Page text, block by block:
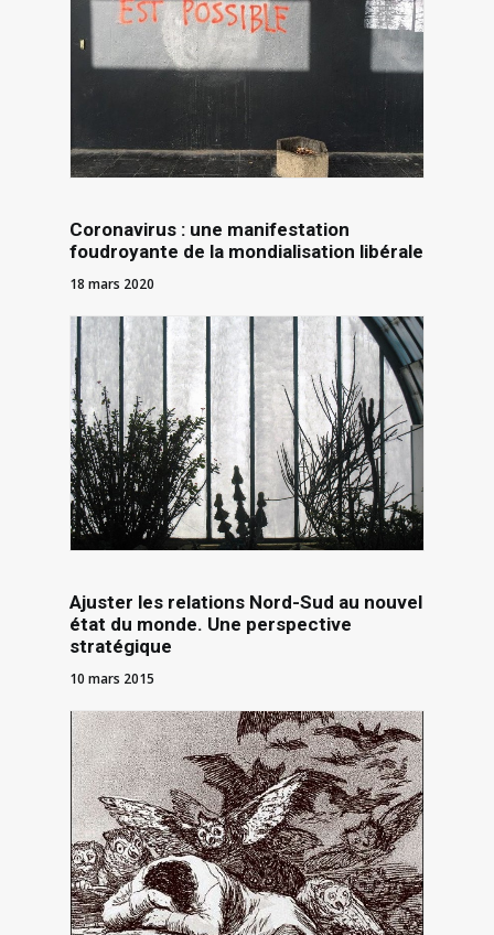
Coronavirus : une manifestation
foudroyante de la mondialisation libérale
18 mars 2020
Ajuster les relations Nord-Sud au nouvel
état du monde. Une perspective
stratégique
10 mars 2015